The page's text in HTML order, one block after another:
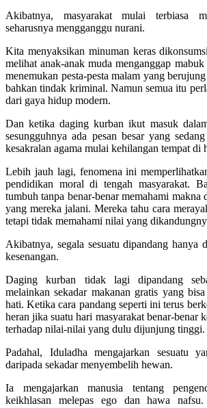
Akibatnya, masyarakat mulai terbiasa
seharusnya mengganggu nurani.
Kita menyaksikan minuman keras
melihat anak-anak muda menganggap
menemukan pesta-pesta malam yang
bahkan tindak kriminal. Namun semua itu
dari gaya hidup modern.
Dan ketika daging kurban ikut masuk
sesungguhnya ada pesan besar yang
kesakralan agama mulai kehilangan tempat di
Lebih jauh lagi, fenomena ini
pendidikan moral di tengah masyarakat.
tumbuh tanpa benar-benar memahami makna
yang mereka jalani. Mereka tahu cara
tetapi tidak memahami nilai yang
Akibatnya, segala sesuatu dipandang hanya
kesenangan.
Daging kurban tidak lagi dipandang
melainkan sekadar makanan gratis yang
hati. Ketika cara pandang seperti ini terus
heran jika suatu hari masyarakat benar-benar
terhadap nilai-nilai yang dulu dijunjung tinggi.
Padahal, Iduladha mengajarkan sesuatu
daripada sekadar menyembelih hewan.
Ia mengajarkan manusia tentang
keikhlasan melepas ego dan hawa nafsu.